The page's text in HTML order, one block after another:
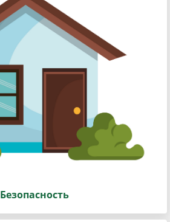
Безопасность